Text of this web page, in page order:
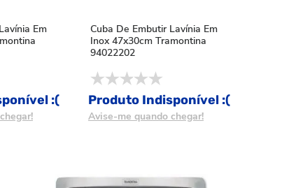
Em
:(
Cuba De Embutir Lavínia Em
Inox 47x30cm Tramontina
94022202
Produto Indisponível :(
Avise-me quando chegar!